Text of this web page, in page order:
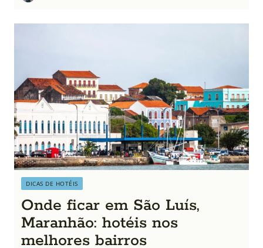
DICAS DE HOTÉIS
Onde ficar em São Luís,
Maranhão: hotéis nos
melhores bairros